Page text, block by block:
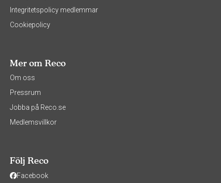
Integritetspolicy medlemmar
Cookiepolicy
Mer om Reco
Om oss
Pressrum
Jobba på Reco.se
Medlemsvillkor
Följ Reco
Facebook